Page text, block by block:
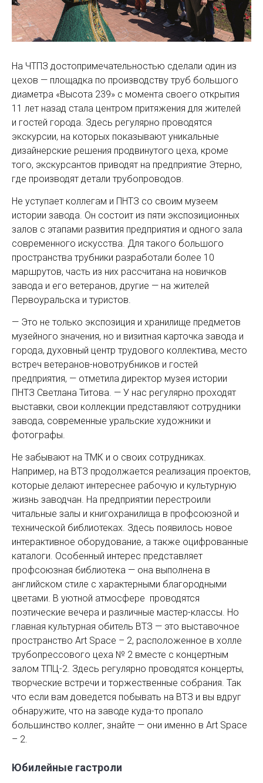
На ЧТПЗ достопримечательностью сделали один из
цехов — площадка по производству труб большого
диаметра «Высота 239» с момента своего открытия
11 лет назад стала центром притяжения для жителей
и гостей города. Здесь регулярно проводятся
экскурсии, на которых показывают уникальные
дизайнерские решения продвинутого цеха, кроме
того, экскурсантов приводят на предприятие Этерно,
где производят детали трубопроводов.
Не уступает коллегам и ПНТЗ со своим музеем
истории завода. Он состоит из пяти экспозиционных
залов с этапами развития предприятия и одного зала
современного искусства. Для такого большого
пространства трубники разработали более 10
маршрутов, часть из них рассчитана на новичков
завода и его ветеранов, другие — на жителей
Первоуральска и туристов.
— Это не только экспозиция и хранилище предметов
музейного значения, но и визитная карточка завода и
города, духовный центр трудового коллектива, место
встреч ветеранов-новотрубников и гостей
предприятия, — отметила директор музея истории
ПНТЗ Светлана Титова. — У нас регулярно проходят
выставки, свои коллекции представляют сотрудники
завода, современные уральские художники и
фотографы.
Не забывают на ТМК и о своих сотрудниках.
Например, на ВТЗ продолжается реализация проектов,
которые делают интереснее рабочую и культурную
жизнь заводчан. На предприятии перестроили
читальные залы и книгохранилища в профсоюзной и
технической библиотеках. Здесь появилось новое
интерактивное оборудование, а также оцифрованные
каталоги. Особенный интерес представляет
профсоюзная библиотека — она выполнена в
английском стиле с характерными благородными
цветами. В уютной атмосфере проводятся
поэтические вечера и различные мастер-классы. Но
главная культурная обитель ВТЗ — это выставочное
пространство Art Space – 2, расположенное в холле
трубопрессового цеха № 2 вместе с концертным
залом ТПЦ-2. Здесь регулярно проводятся концерты,
творческие встречи и торжественные собрания. Так
что если вам доведется побывать на ВТЗ и вы вдруг
обнаружите, что на заводе куда-то пропало
большинство коллег, знайте — они именно в Art Space
– 2.
Юбилейные гастроли